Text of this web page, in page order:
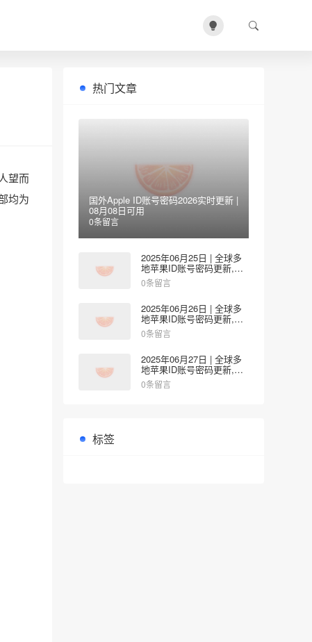
望而
均为
热门文章
国外Apple ID账号密码2026实时更新 |
08月08日可用
0条留言
2025年06月25日 | 全球多
地苹果ID账号密码更新,涵
盖美国/台湾/韩国/香港/日
本/新加坡地区
0条留言
2025年06月26日 | 全球多
地苹果ID账号密码更新,涵
盖韩国/香港/台湾/日本/新
加坡/美国地区
0条留言
2025年06月27日 | 全球多
地苹果ID账号密码更新,涵
盖日本/韩国/台湾/新加坡/
美国/香港地区
0条留言
标签